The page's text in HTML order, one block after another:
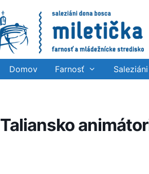
Domov Farnosť Saleziáni
Taliansko